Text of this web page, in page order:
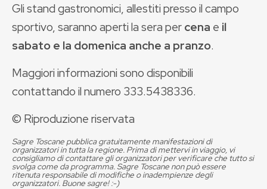
Gli stand gastronomici, allestiti presso il campo
sportivo, saranno aperti la sera percena e il
sabato e la domenica anche a pranzo.
Maggiori informazioni sono disponibili
contattando il numero 333.5438336.
© Riproduzione riservata
Sagre Toscane pubblica gratuitamente manifestazioni di
organizzatori in tutta la regione. Prima di mettervi in viaggio, vi
consigliamo di contattare gli organizzatori per verificare che tutto si
svolga come da programma. Sagre Toscane non può essere
ritenuta responsabile di modifiche o inadempienze degli
organizzatori. Buone sagre! :-)